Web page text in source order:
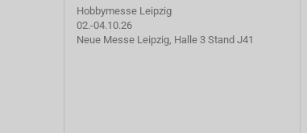
Hobbymesse Leipzig
02.-04.10.26
Neue Messe Leipzig, Halle 3 Stand J41